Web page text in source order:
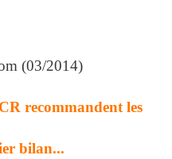
(03/2014)
recommandent les
bilan...